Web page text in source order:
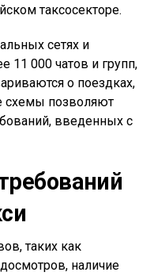
таксосекторе.
сетях и
11 000 чатов и групп,
о поездках,
схемы позволяют
введенных с
таких как
наличие